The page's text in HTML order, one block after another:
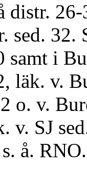
distr.
sed. 32.
samt i
läk. v.
o. v.
v. SJ
å. RNO.